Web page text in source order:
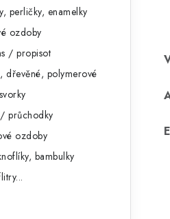
perličky, enamelky
ozdoby
/ propisot
dřevěné, polymerové
průchodky
ozdoby
bambulky